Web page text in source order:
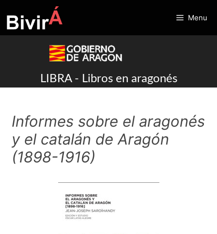
to
content
Menu
LIBRA - Libros en aragonés
Informes sobre el aragonés
y el catalán de Aragón
(1898-1916)